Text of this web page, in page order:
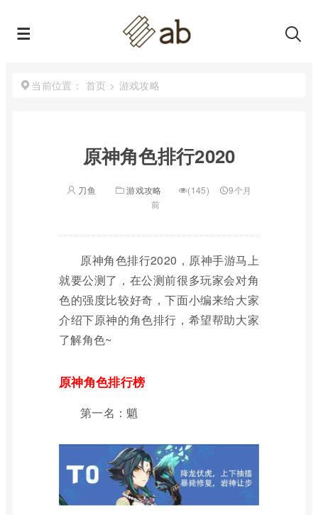
当前位置： 首页 > 游戏攻略
原神角色排行2020
刀鱼 游戏攻略 (145)
9个月
前
原神角色排行2020，原神手游马上
就要公测了，在公测前很多玩家会对角
色的强度比较好奇，下面小编来给大家
介绍下原神的角色排行，希望帮助大家
了解角色~
原神角色排行榜
第一名：魈